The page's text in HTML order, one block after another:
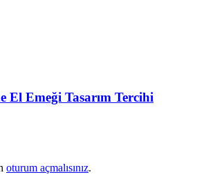
El Emeği Tasarım Tercihi
oturum açmalısınız.